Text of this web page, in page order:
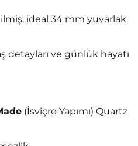
ideal 34 mm yuvarlak
detayları ve günlük hayatı
(İsviçre Yapımı) Quartz